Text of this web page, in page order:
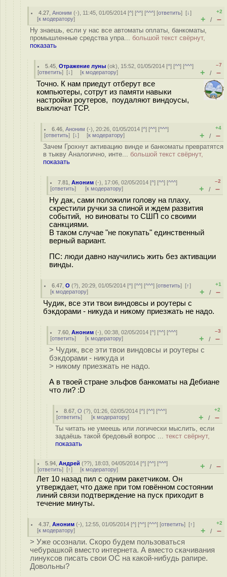
4.27 ,Аноним (-), 11:45, 01/05/2014 [^] [^^] [^^^] [ответить][↓]
[к модератору]
+2
+ / –
Ну знаешь, если у нас все автоматы оплаты, банкоматы,
промышленные средства упра... большой текст свёрнут,
показать
5.45 ,Отражение луны (ok), 15:52, 01/05/2014 [^] [^^] [^^^]
[ответить] [↓] [к модератору]
–7
+ / –
Точно. К нам приедут отберут все
компьютеры, сотрут из памяти навыки
настройки роутеров, поудаляют виндоусы,
выключат TCP.
6.46 ,Аноним (-), 20:26, 01/05/2014 [^] [^^] [^^^]
[ответить] [↓] [к модератору]
+4
+ / –
Зачем Грохнут активацию винде и банкоматы превратятся
в тыкву Аналогично, инте... большой текст свёрнут,
показать
7.81 ,Аноним (-), 17:06, 02/05/2014 [^] [^^] [^^^]
[ответить] [к модератору]
–2
+ / –
Ну дак, сами положили голову на плаху,
скрестили ручки за спиной и ждем развития
событий, но виноваты то СШП со своими
санкциями.
В таком случае "не покупать" единственный
верный вариант.
ПС: люди давно научились жить без активации
винды.
6.47 ,O (?), 20:29, 01/05/2014 [^] [^^] [^^^] [ответить][↑]
[к модератору]
+1
+ / –
Чудик, все эти твои виндовсы и роутеры с
бэкдорами - никуда и никому приезжать не надо.
7.60 ,Аноним (-), 00:38, 02/05/2014 [^] [^^] [^^^]
[ответить] [к модератору]
–3
+ / –
> Чудик, все эти твои виндовсы и роутеры с
бэкдорами - никуда и
> никому приезжать не надо.
А в твоей стране эльфов банкоматы на Дебиане
что ли? :D
8.67 ,O (?), 01:26, 02/05/2014 [^] [^^] [^^^]
[ответить] [к модератору]
+2
+ / –
Ты читать не умеешь или логически мыслить, если
задаёшь такой бредовый вопрос ... текст свёрнут,
показать
5.94 ,Андрей (??), 18:03, 04/05/2014 [^] [^^] [^^^]
[ответить] [↑] [к модератору] + / –
Лет 10 назад пил с одним ракетчиком. Он
утверждает, что даже при том говённом состоянии
линий связи подтверждение на пуск приходит в
течение минуты.
4.37 ,Аноним (-), 12:55, 01/05/2014 [^] [^^] [^^^] [ответить][↑]
[к модератору]
+2
+ / –
> Уже осознали. Скоро будем пользоваться
чебурашкой вместо интернета. А вместо скачивания
линуксов писать свои ОС на какой-нибудь рапире.
Довольны?